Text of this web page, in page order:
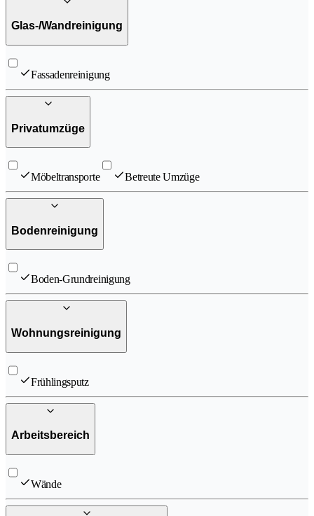
Glas-/Wandreinigung
Fassadenreinigung
Privatumzüge
Мöbeltransporte Betreute Umzüge
Bodenreinigung
Boden-Grundreinigung
Wohnungsreinigung
Frühlingsputz
Arbeitsbereich
Wände